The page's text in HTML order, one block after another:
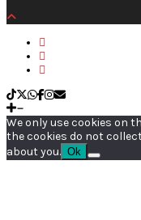
We only use cookies on
the cookies do not
about you. Ok